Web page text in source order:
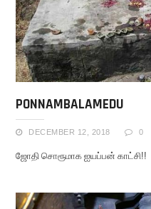
PONNAMBALAMEDU
DECEMBER 12, 2018 0
ஜோதி சொரூமாக ஐயப்பன் காட்சி!!